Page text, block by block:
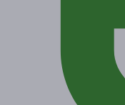
Срок действия купонов:
(включительно).